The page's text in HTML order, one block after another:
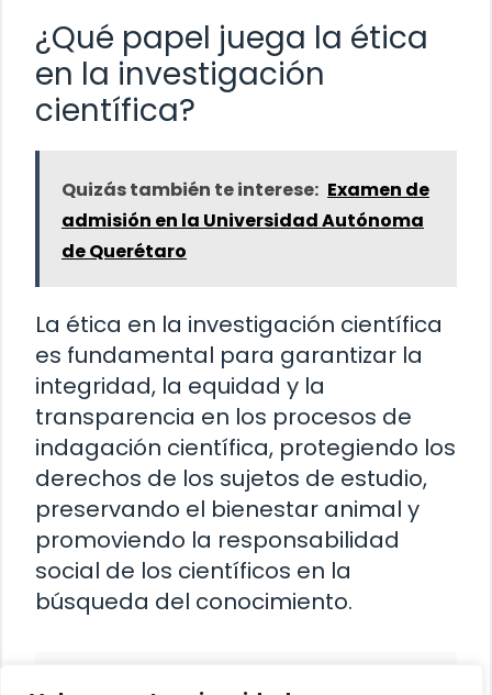
¿Qué papel juega la ética
en la investigación
científica?
Quizás también te interese: Examen de
admisión en la Universidad Autónoma
de Querétaro
La ética en la investigación científica
es fundamental para garantizar la
integridad, la equidad y la
transparencia en los procesos de
indagación científica, protegiendo los
derechos de los sujetos de estudio,
preservando el bienestar animal y
promoviendo la responsabilidad
social de los científicos en la
búsqueda del conocimiento.